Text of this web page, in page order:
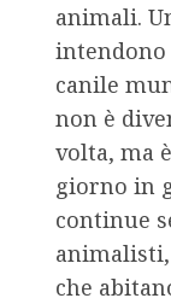
animali.
intendono
canile
non è
volta, ma
giorno in
continue
che